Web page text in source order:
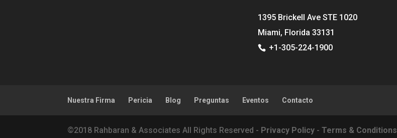
1395 Brickell Ave STE 1020
Miami, Florida 33131
+1-305-224-1900
Nuestra Firma Pericia Blog Preguntas Eventos Contacto
©2018 Rahbaran & Associates All Rights Reserved - Privacy Policy -Terms & Conditions